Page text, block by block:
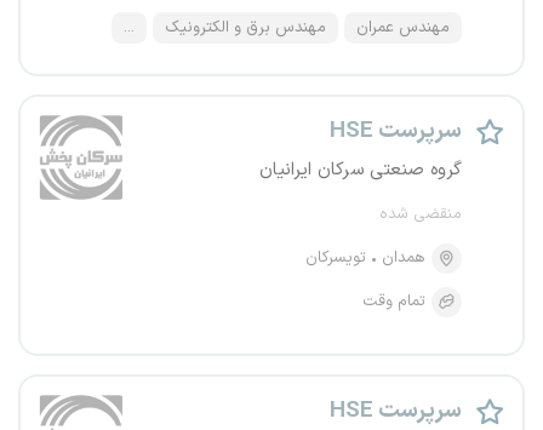
مهندس عمران مهندس برق و الکترونیک ...
سرپرست HSE
گروه صنعتی سرکان ایرانیان
منقضی شده
همدان
تویسرکان
تمام وقت
سرپرست HSE